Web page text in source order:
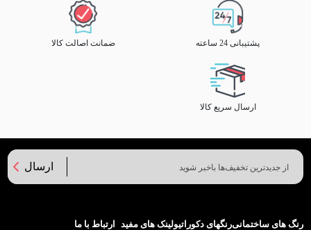
پشتیبانی 24 ساعته ضمانت اصالت کالا
ارسال سریع کالا
ارسال
رنگ های ساختمانیرنگهای دکوراتیولینک های مفید ارتباط با ما